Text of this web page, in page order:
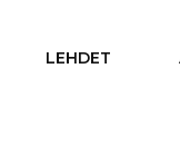
LEHDET